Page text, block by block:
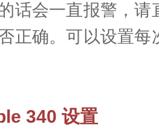
话会一直报警，请
正确。可以设置
340 设置